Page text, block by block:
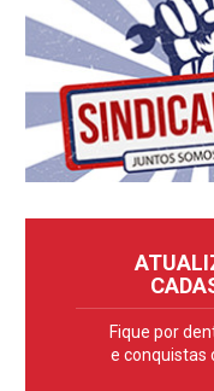
Fique por
e conquistas